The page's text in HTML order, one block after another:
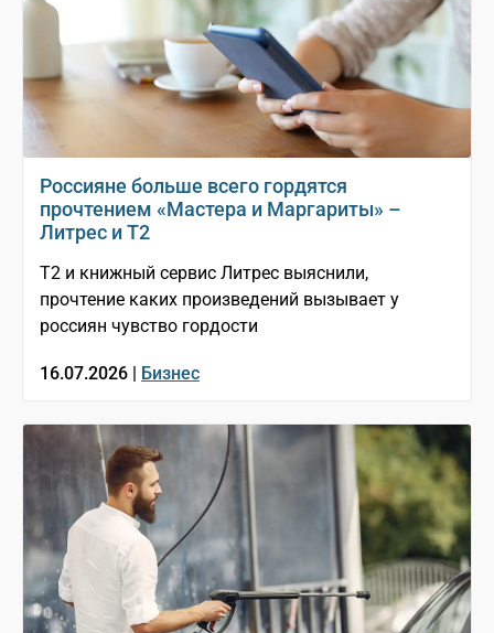
Россияне больше всего гордятся
прочтением «Мастера и Маргариты» –
Литрес и T2
T2 и книжный сервис Литрес выяснили,
прочтение каких произведений вызывает у
россиян чувство гордости
16.07.2026 | Бизнес